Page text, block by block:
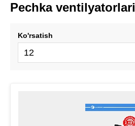
Pechka ventilyatorlari
Ko'rsatish